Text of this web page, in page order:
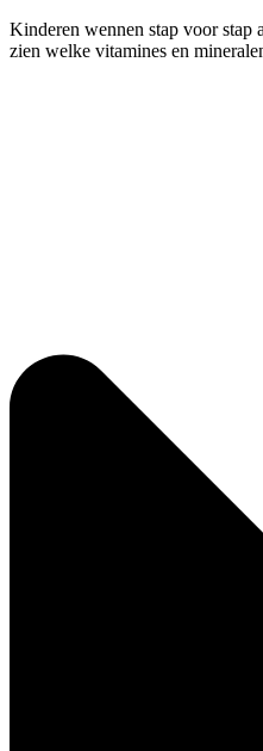
Kinderen wennen stap voor stap
zien welke vitamines en